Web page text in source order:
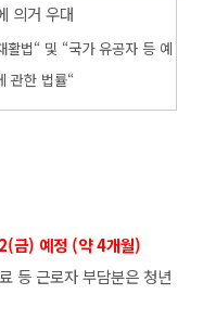
의거 우대
활법“ 및 “국가 유공자 등 예
관한 법률“
) 예정 (약 4개월)
등 근로자 부담분은 청년